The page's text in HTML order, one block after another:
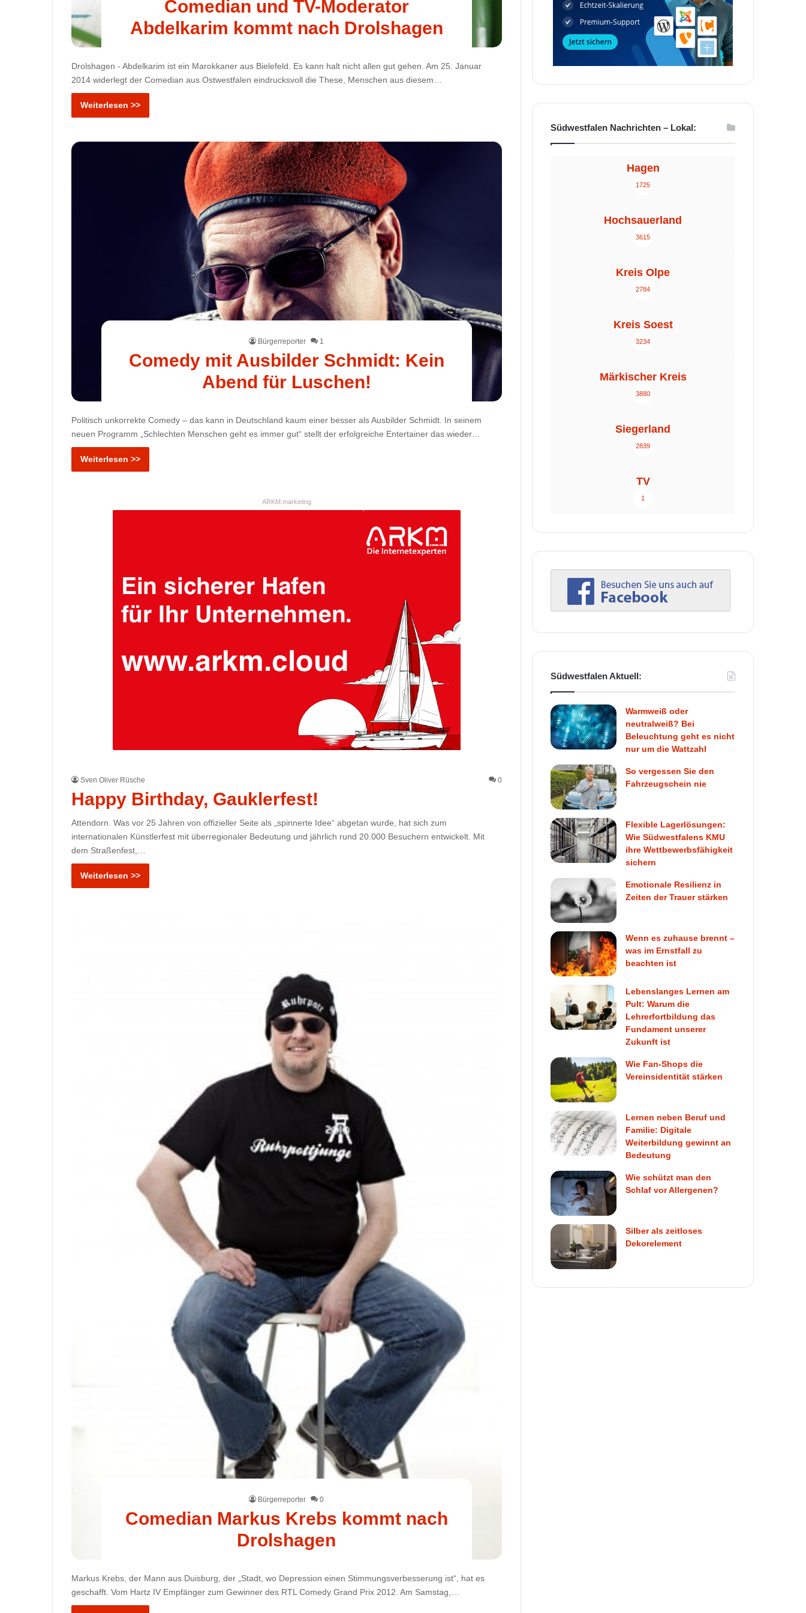
Comedian und TV-Moderator
Abdelkarim kommt nach Drolshagen
Drolshagen - Abdelkarim ist ein Marokkaner aus Bielefeld. Es kann halt nicht allen gut gehen. Am 25. Januar
2014 widerlegt der Comedian aus Ostwestfalen eindrucksvoll die These, Menschen aus diesem…
Weiterlesen >>
Bürgerreporter 1
Comedy mit Ausbilder Schmidt: Kein
Abend für Luschen!
Politisch unkorrekte Comedy – das kann in Deutschland kaum einer besser als Ausbilder Schmidt. In seinem
neuen Programm „Schlechten Menschen geht es immer gut“ stellt der erfolgreiche Entertainer das wieder…
Weiterlesen >>
ARKM.marketing
Sven Oliver Rüsche 0
Happy Birthday, Gauklerfest!
Attendorn. Was vor 25 Jahren von offizieller Seite als „spinnerte Idee“ abgetan wurde, hat sich zum
internationalen Künstlerfest mit überregionaler Bedeutung und jährlich rund 20.000 Besuchern entwickelt. Mit
dem Straßenfest,…
Weiterlesen >>
Bürgerreporter 0
Comedian Markus Krebs kommt nach
Drolshagen
Markus Krebs, der Mann aus Duisburg, der „Stadt, wo Depression einen Stimmungsverbesserung ist“, hat es
geschafft. Vom Hartz IV Empfänger zum Gewinner des RTL Comedy Grand Prix 2012. Am Samstag,…
Südwestfalen Nachrichten – Lokal:
Hagen
1725
Hochsauerland
3615
Kreis Olpe
2784
Kreis Soest
3234
Märkischer Kreis
3880
Siegerland
2839
TV
1
Südwestfalen Aktuell:
Warmweiß oder
neutralweiß? Bei
Beleuchtung geht es nicht
nur um die Wattzahl
So vergessen Sie den
Fahrzeugschein nie
Flexible Lagerlösungen:
Wie Südwestfalens KMU
ihre Wettbewerbsfähigkeit
sichern
Emotionale Resilienz in
Zeiten der Trauer stärken
Wenn es zuhause brennt –
was im Ernstfall zu
beachten ist
Lebenslanges Lernen am
Pult: Warum die
Lehrerfortbildung das
Fundament unserer
Zukunft ist
Wie Fan-Shops die
Vereinsidentität stärken
Lernen neben Beruf und
Familie: Digitale
Weiterbildung gewinnt an
Bedeutung
Wie schützt man den
Schlaf vor Allergenen?
Silber als zeitloses
Dekorelement